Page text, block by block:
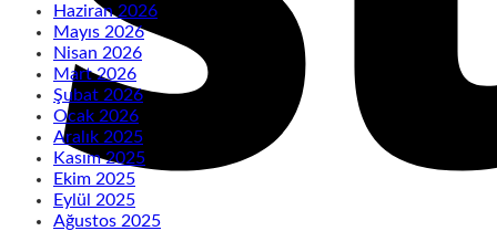
Haziran 2026
Mayıs 2026
Nisan 2026
Mart 2026
Şubat 2026
Ocak 2026
Aralık 2025
Kasım 2025
Ekim 2025
Eylül 2025
Ağustos 2025